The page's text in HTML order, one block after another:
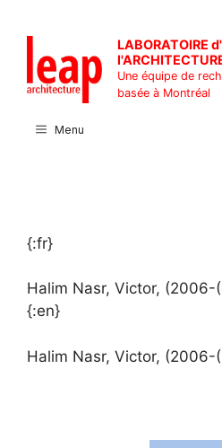
contenu
LABORATOIRE
Une équipe de
basée à Montréal
Menu
{:fr}
Halim Nasr, Victor, (2006-
{:en}
Halim Nasr, Victor, (2006-